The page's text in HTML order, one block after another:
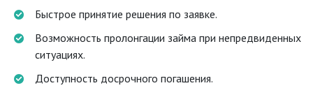
Быстрое принятие решения по заявке.
Возможность пролонгации займа при непредвиденных
ситуациях.
Доступность досрочного погашения.